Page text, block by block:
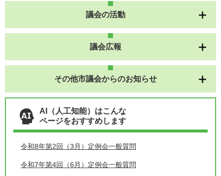
議会の活動
議会広報
その他市議会からのお知らせ
AI（人工知能）はこんな
ページをおすすめします
令和8年第2回（3月）定例会一般質問
令和7年第4回（6月）定例会一般質問